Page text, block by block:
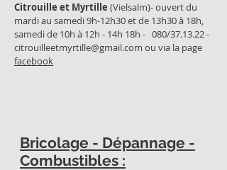
Citrouille et Myrtille (Vielsalm)- ouvert du
mardi au samedi 9h-12h30 et de 13h30 à 18h,
samedi de 10h à 12h - 14h 18h - 080/37.13.22 -
citrouilleetmyrtille@gmail.com ou via la page
facebook
Bricolage - Dépannage -
Combustibles :